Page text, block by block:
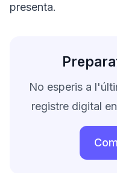
presenta.
No esperis a
registre digital